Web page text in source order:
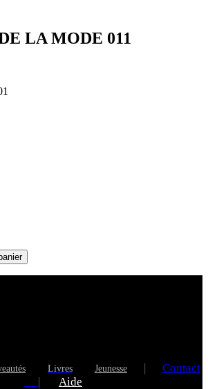
LA MODE 011
Livres Jeunesse |
Contact
|
Aide